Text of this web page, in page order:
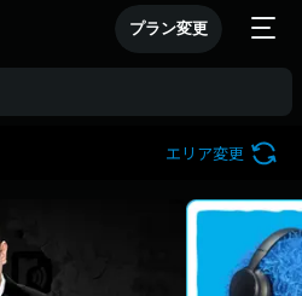
プラン変更
エリア変更